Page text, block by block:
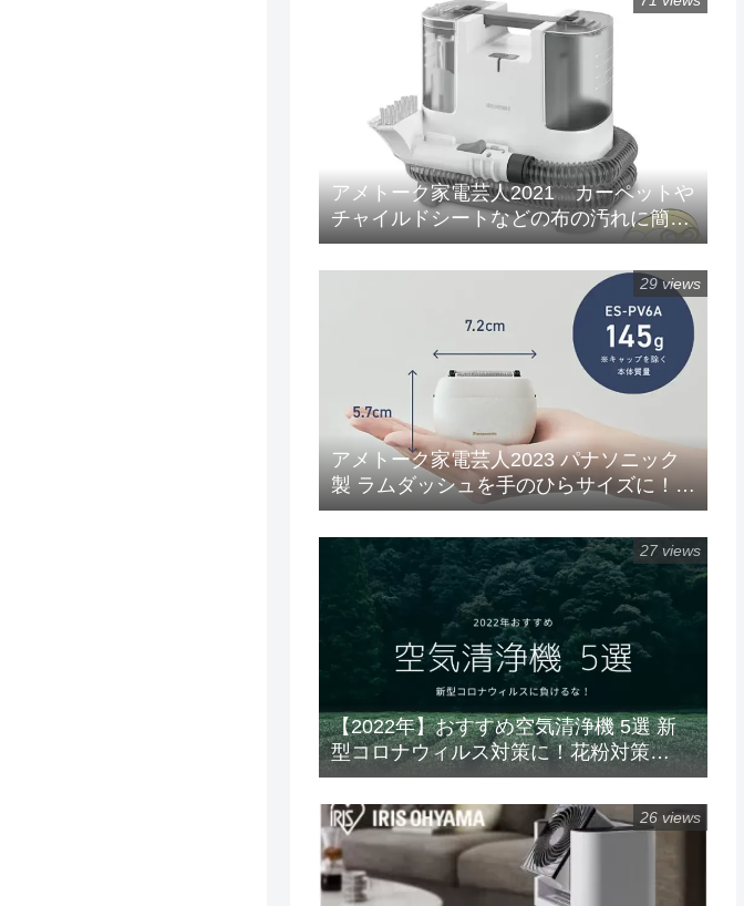
アメトーク家電芸人2021 カーペットや
チャイルドシートなどの布の汚れに簡単
水洗い！「リンサークリーナー(RNS-
P10-W)」
アメトーク家電芸人2023 パナソニック
製 ラムダッシュを手のひらサイズに！
ラムダッシュ パームイン5枚刃(ES-
PV3A-K)
29 views
【2022年】おすすめ空気清浄機 5選 新
型コロナウィルス対策に！花粉対策
に！ 楽天/Amazon/Yahoo/PayPay
27 views
26 views